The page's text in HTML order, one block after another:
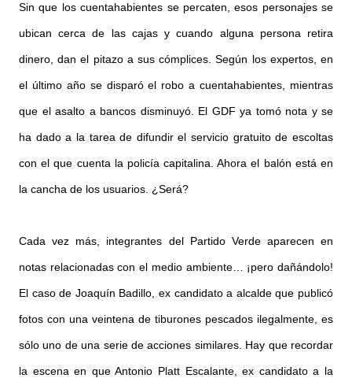
Sin que los cuentahabientes se percaten, esos personajes se
ubican cerca de las cajas y cuando alguna persona retira
dinero, dan el pitazo a sus cómplices. Según los expertos, en
el último año se disparó el robo a cuentahabientes, mientras
que el asalto a bancos disminuyó. El GDF ya tomó nota y se
ha dado a la tarea de difundir el servicio gratuito de escoltas
con el que cuenta la policía capitalina. Ahora el balón está en
la cancha de los usuarios. ¿Será?
Cada vez más, integrantes del Partido Verde aparecen en
notas relacionadas con el medio ambiente… ¡pero dañándolo!
El caso de Joaquín Badillo, ex candidato a alcalde que publicó
fotos con una veintena de tiburones pescados ilegalmente, es
sólo uno de una serie de acciones similares. Hay que recordar
la escena en que Antonio Platt Escalante, ex candidato a la